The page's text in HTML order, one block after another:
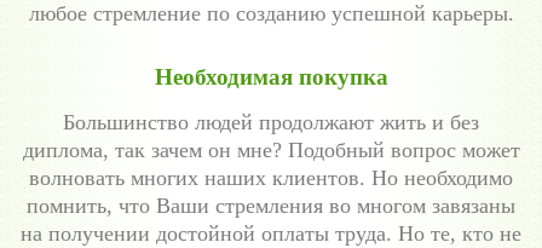
любое стремление по созданию успешной карьеры.
Необходимая покупка
Большинство людей продолжают жить и без
диплома, так зачем он мне? Подобный вопрос может
волновать многих наших клиентов. Но необходимо
помнить, что Ваши стремления во многом завязаны
на получении достойной оплаты труда. Но те, кто не